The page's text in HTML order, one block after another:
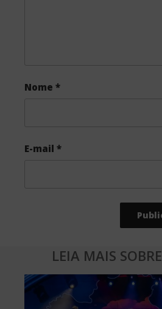
Nome *
E-mail *
LEIA MAIS SOBRE